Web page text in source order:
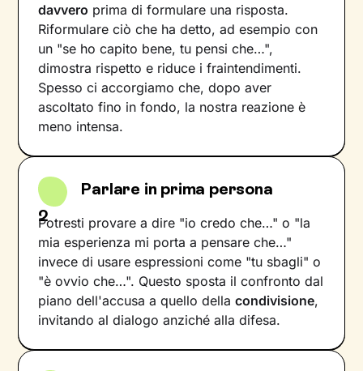
davvero prima di formulare una risposta.
Riformulare ciò che ha detto, ad esempio con
un "se ho capito bene, tu pensi che…",
dimostra rispetto e riduce i fraintendimenti.
Spesso ci accorgiamo che, dopo aver
ascoltato fino in fondo, la nostra reazione è
meno intensa.
2
Parlare in prima persona
Potresti provare a dire "io credo che…" o "la
mia esperienza mi porta a pensare che…"
invece di usare espressioni come "tu sbagli" o
"è ovvio che…". Questo sposta il confronto dal
piano dell'accusa a quello dellacondivisione,
invitando al dialogo anziché alla difesa.